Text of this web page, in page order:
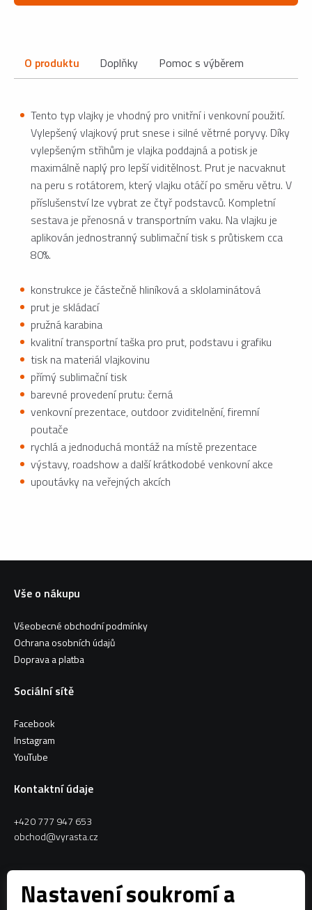
O produktu Doplňky Pomoc s výběrem
Tento typ vlajky je vhodný pro vnitřní i venkovní použití.
Vylepšený vlajkový prut snese i silné větrné poryvy. Díky
vylepšeným střihům je vlajka poddajná a potisk je
maximálně naplý pro lepší viditělnost. Prut je nacvaknut
na peru s rotátorem, který vlajku otáčí po směru větru. V
příslušenství lze vybrat ze čtyř podstavců. Kompletní
sestava je přenosná v transportním vaku. Na vlajku je
aplikován jednostranný sublimační tisk s průtiskem cca
80%.
konstrukce je částečně hliníková a sklolaminátová
prut je skládací
pružná karabina
kvalitní transportní taška pro prut, podstavu i grafiku
tisk na materiál vlajkovinu
přímý sublimační tisk
barevné provedení prutu: černá
venkovní prezentace, outdoor zviditelnění, firemní
poutače
rychlá a jednoduchá montáž na místě prezentace
výstavy, roadshow a další krátkodobé venkovní akce
upoutávky na veřejných akcích
Vše o nákupu
Všeobecné obchodní podmínky
Ochrana osobních údajů
Doprava a platba
Sociální sítě
Facebook
Instagram
YouTube
Kontaktní údaje
+420 777 947 653
obchod@vyrasta.cz
Kontakty
Nastavení soukromí a